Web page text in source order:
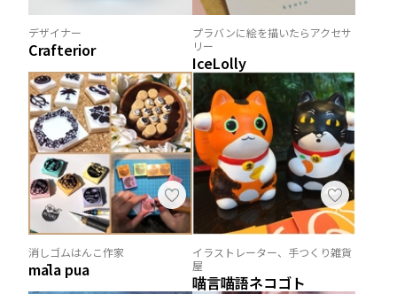
デザイナー
Crafterior
プラバンに絵を描いたらアクセサ
リー
IceLolly
消しゴムはんこ作家
māla pua
イラストレーター、手つくり雑貨
屋
喵言喵語ネコゴト